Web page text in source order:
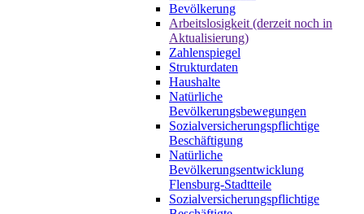
Bevölkerung
Arbeitslosigkeit (derzeit noch in
Aktualisierung)
Zahlenspiegel
Strukturdaten
Haushalte
Natürliche
Bevölkerungsbewegungen
Sozialversicherungspflichtige
Beschäftigung
Natürliche
Bevölkerungsentwicklung
Flensburg-Stadtteile
Sozialversicherungspflichtige